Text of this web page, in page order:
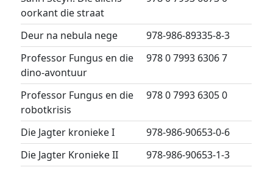
oorkant die straat
Deur na nebula nege
978-986-89335-8-3
Professor Fungus en die
dino-avontuur
978 0 7993 6306 7
Professor Fungus en die
robotkrisis
978 0 7993 6305 0
Die Jagter kronieke I
978-986-90653-0-6
Die Jagter Kronieke II
978-986-90653-1-3